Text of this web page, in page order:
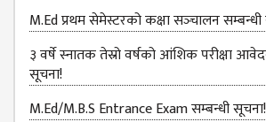
COMMITTEE &
CELL
EXAMINATION
MANAGEMENT
COMMITTEE
M.Ed प्रथम सेमेस्टरको कक्षा सञ्‍चालन
३ वर्षे स्नातक तेस्रो वर्षको आंशिक परीक्षा
सूचना!
M.Ed/M.B.S Entrance Exam सम्बन्धी सूचना!